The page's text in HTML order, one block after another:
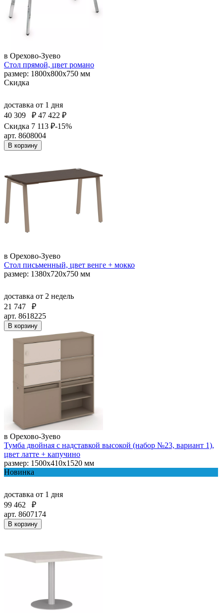
в Орехово-Зуево
Стол прямой, цвет романо
размер: 1800х800х750 мм
Скидка
доставка от 1 дня
40 309
₽ 47 422 ₽
Скидка 7 113 ₽-15%
арт. 8608004
В корзину
в Орехово-Зуево
Стол письменный, цвет венге + мокко
размер: 1380х720х750 мм
доставка от 2 недель
21 747
₽
арт. 8618225
В корзину
в Орехово-Зуево
Тумба двойная с надставкой высокой (набор №23, вариант 1),
цвет латте + капучино
размер: 1500х410х1520 мм
Новинка
доставка от 1 дня
99 462
₽
арт. 8607174
В корзину